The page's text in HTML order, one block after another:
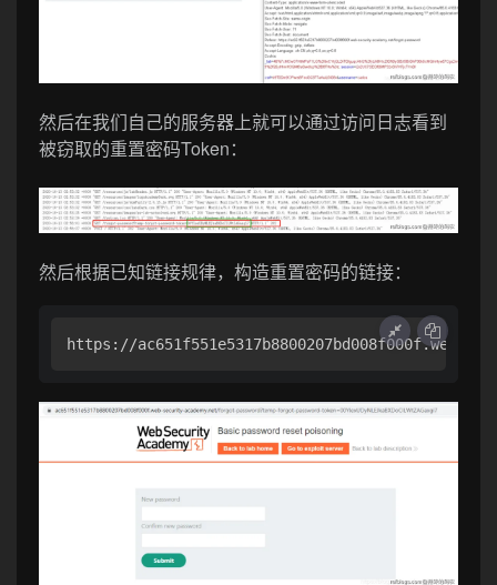
然后在我们自己的服务器上就可以通过访问日志看到
被窃取的重置密码Token：
然后根据已知链接规律，构造重置密码的链接：
https://ac651f551e5317b8800207bd008f000f.web-